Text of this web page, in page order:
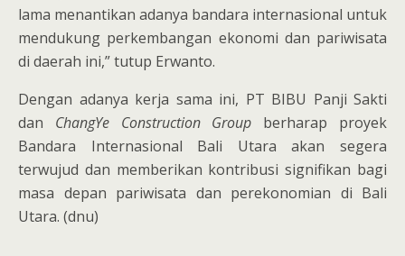
lama menantikan adanya bandara internasional untuk
mendukung perkembangan ekonomi dan pariwisata
di daerah ini,” tutup Erwanto.
Dengan adanya kerja sama ini, PT BIBU Panji Sakti
dan ChangYe Construction Group berharap proyek
Bandara Internasional Bali Utara akan segera
terwujud dan memberikan kontribusi signifikan bagi
masa depan pariwisata dan perekonomian di Bali
Utara. (dnu)